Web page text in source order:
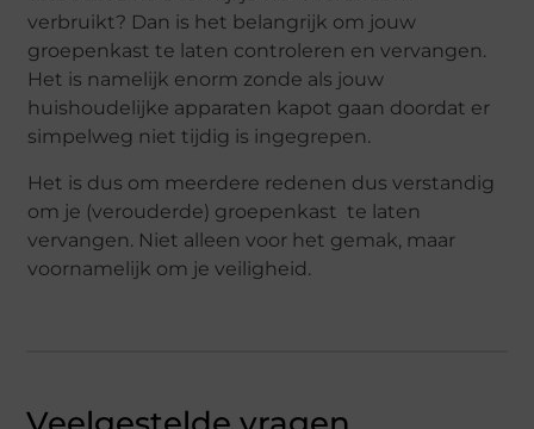
verbruikt? Dan is het belangrijk om jouw
groepenkast te laten controleren en vervangen.
Het is namelijk enorm zonde als jouw
huishoudelijke apparaten kapot gaan doordat er
simpelweg niet tijdig is ingegrepen.
Het is dus om meerdere redenen dus verstandig
om je (verouderde) groepenkast te laten
vervangen. Niet alleen voor het gemak, maar
voornamelijk om je veiligheid.